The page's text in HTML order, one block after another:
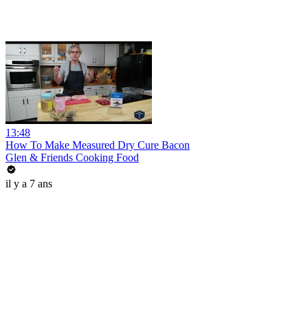
13:48
How To Make Measured Dry Cure Bacon
Glen & Friends Cooking Food
il y a 7 ans